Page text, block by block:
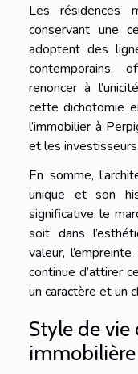
Les résidences
conservant une
adoptent des
contemporains,
renoncer à
cette dichotomie
l’immobilier à
et les investisseurs.
En somme,
unique et son
significative le
soit dans
valeur,
continue d’attirer
un caractère et un
Style de
immobilière